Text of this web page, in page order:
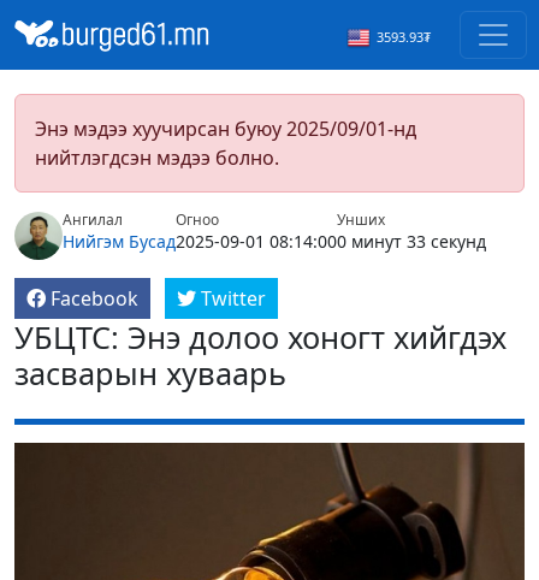
3593.93₮
Энэ мэдээ хуучирсан буюу 2025/09/01-нд
нийтлэгдсэн мэдээ болно.
Ангилал
Нийгэм Бусад
Огноо
2025-09-01 08:14:00
Унших
0 минут 33 секунд
Facebook Twitter
УБЦТС: Энэ долоо хоногт хийгдэх
засварын хуваарь